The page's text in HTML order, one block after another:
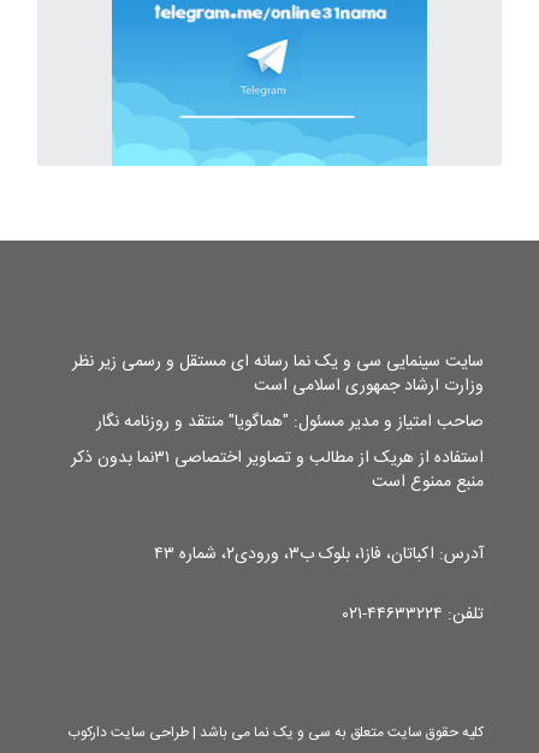
سایت سینمایی سی و یک نما رسانه ای مستقل و رسمی زیر نظر
وزارت ارشاد جمهوری اسلامی است
صاحب امتیاز و مدیر مسئول: "هماگویا" منتقد و روزنامه نگار
استفاده از هریک از مطالب و تصاویر اختصاصی ۳۱نما بدون ذکر
منبع ممنوع است
آدرس: اکباتان، فاز۱، بلوک ب۳، ورودی۲، شماره ۴۳
تلفن: ۴۴۶۳۳۲۲۴-۰۲۱
کلیه حقوق سایت متعلق به سی و یک نما می باشد | طراحی سایت دارکوب